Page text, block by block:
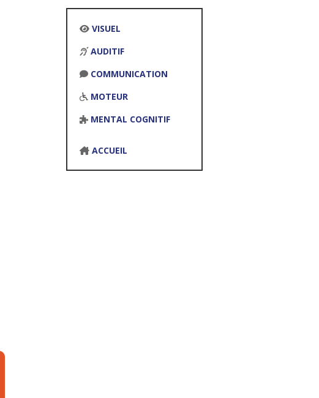
VISUEL
AUDITIF
COMMUNICATION
MOTEUR
MENTAL COGNITIF
ACCUEIL